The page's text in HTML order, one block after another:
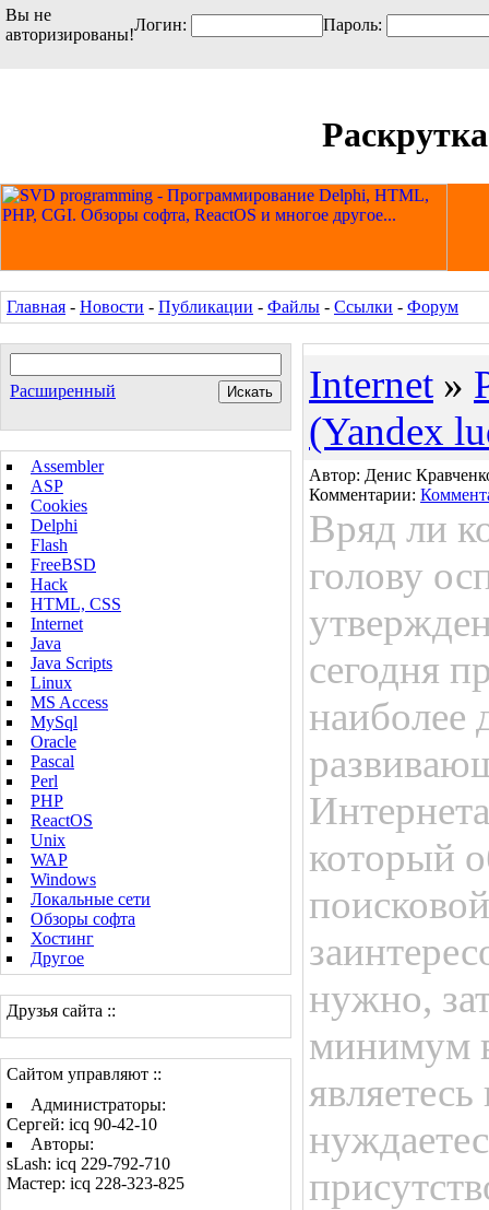
Вы не
авторизированы!
Логин: Пароль:
Главная - Новости - Публикации - Файлы - Ссылки - Форум
Расширенный
Assembler
ASP
Cookies
Delphi
Flash
FreeBSD
Hack
HTML, CSS
Internet
Java
Java Scripts
Linux
MS Access
MySql
Oracle
Pascal
Perl
PHP
ReactOS
Unix
WAP
Windows
Локальные сети
Обзоры софта
Хостинг
Другое
Друзья сайта ::
Сайтом управляют ::
Администраторы:
Сергей: icq 90-42-10
Авторы:
sLash: icq 229-792-710
Мастер: icq 228-323-825
Internet »
(Yandex
Автор: Денис
Комментарии:
Вряд ли
голову
сегодня
наиболее
который
нужно,
минимум